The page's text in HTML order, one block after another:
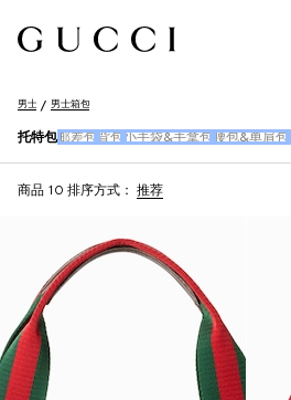
男士 男士箱包
托特包邮差包 背包 小手袋&手拿包 腰包&单肩包
商品 10 排序方式： 推荐